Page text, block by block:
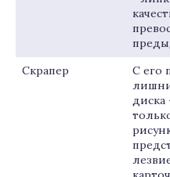
Скрапер
С его
диска